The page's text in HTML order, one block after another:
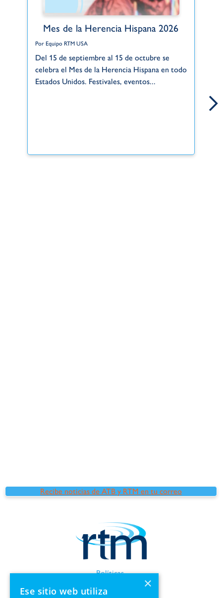
Mes de la Herencia Hispana 2026
Por Equipo RTM USA
Del 15 de septiembre al 15 de octubre se
celebra el Mes de la Herencia Hispana en todo
Estados Unidos. Festivales, eventos...
Recibe noticias de ATB y RTM en tu correo
Políticas
×
Ese sitio web utiliza